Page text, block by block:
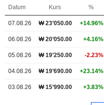
Datum Kurs %
07.08.26 ₩ 23’050.00 +14.96%
06.08.26 ₩ 20’050.00 +4.16%
05.08.26 ₩ 19’250.00 -2.23%
04.08.26 ₩ 19’690.00 +23.14%
03.08.26 ₩ 15’990.00 +3.83%